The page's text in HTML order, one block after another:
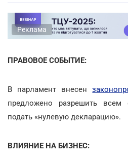
Реклама
ПРАВОВОЕ СОБЫТИЕ:
В парламент внесен
предложено разрешить
подать «нулевую декларацию».
ВЛИЯНИЕ НА БИЗНЕС: